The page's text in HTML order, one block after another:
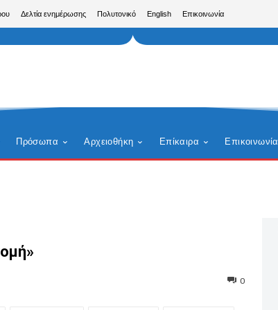
Δελτία ενημέρωσης Πολυτονικό English Επικοινωνία
Πρόσωπα Αρχειοθήκη Επίκαιρα Επικοινωνία
0